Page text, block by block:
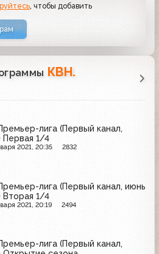
, чтобы добавить
КВН.
лига (Первый канал,
Первая 1/4
2021, 20:35 2832
лига (Первый канал, июнь
Вторая 1/4
2021, 20:19 2494
лига (Первый канал,